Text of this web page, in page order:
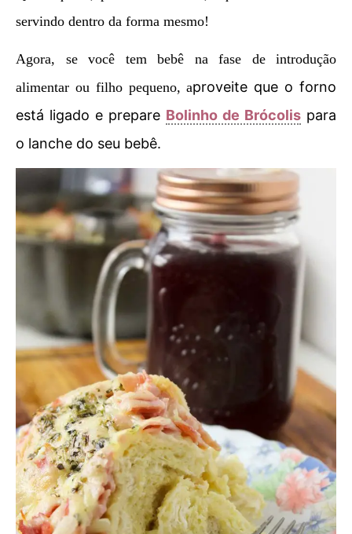
servindo dentro da forma mesmo!
Agora, se você tem bebê na fase de introdução
alimentar ou filho pequeno, aproveite que o forno
está ligado e prepare Bolinho de Brócolis para
o lanche do seu bebê.